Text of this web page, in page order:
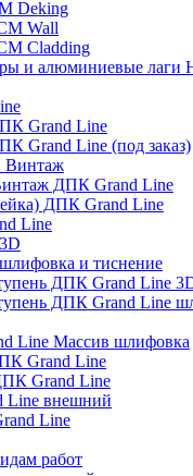
Deking
Wall
Cladding
и алюминиевые лаги
Grand Line
Grand Line (под заказ)
Винтаж
ДПК Grand Line
ДПК Grand Line
Line
и тиснение
ДПК Grand Line
ДПК Grand Line
Line Массив шлифовка
Grand Line
Grand Line
Line внешний
Line
работ